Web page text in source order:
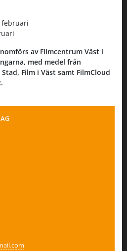
februari
av Filmcentrum Väst i
med medel från
Film i Väst samt FilmCloud